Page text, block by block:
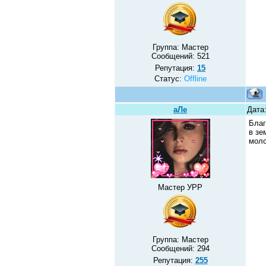
Группа: Мастер
Сообщений: 521
Репутация: 15
Статус: Offline
аЛе
Мастер УРР
Группа: Мастер
Сообщений: 294
Репутация: 255
в